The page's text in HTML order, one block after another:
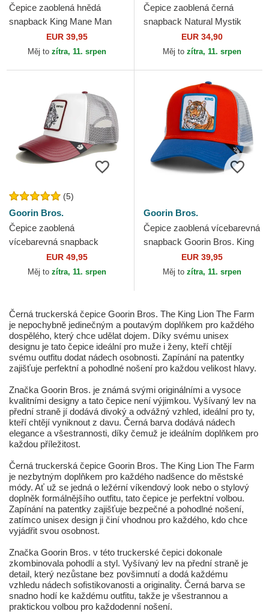
Čepice zaoblená hnědá
snapback King Mane Man
The Farm Goorin Bros.
EUR 39,95
Měj to zítra, 11. srpen
Čepice zaoblená černá
snapback Natural Mystik
MYS Lev Mytologická
stvoření Capslab
EUR 34,90
Měj to zítra, 11. srpen
(5)
Goorin Bros.
Čepice zaoblená
vícebarevná snapback
Empire Courtside The Farm
Goorin Bros.
EUR 49,95
Měj to zítra, 11. srpen
Goorin Bros.
Čepice zaoblená vícebarevná
snapback Goorin Bros. King
Team Tiger Original Recipe
Team Pride The...
EUR 39,95
Měj to zítra, 11. srpen
Černá truckerská čepice Goorin Bros. The King Lion The Farm
je nepochybně jedinečným a poutavým doplňkem pro každého
dospělého, který chce udělat dojem. Díky svému unisex
designu je tato čepice ideální pro muže i ženy, kteří chtějí
svému outfitu dodat nádech osobnosti. Zapínání na patentky
zajišťuje perfektní a pohodlné nošení pro každou velikost hlavy.
Značka Goorin Bros. je známá svými originálními a vysoce
kvalitními designy a tato čepice není výjimkou. Vyšívaný lev na
přední straně jí dodává divoký a odvážný vzhled, ideální pro ty,
kteří chtějí vyniknout z davu. Černá barva dodává nádech
elegance a všestrannosti, díky čemuž je ideálním doplňkem pro
každou příležitost.
Černá truckerská čepice Goorin Bros. The King Lion The Farm
je nezbytným doplňkem pro každého nadšence do městské
módy. Ať už se jedná o ležérní víkendový look nebo o stylový
doplněk formálnějšího outfitu, tato čepice je perfektní volbou.
Zapínání na patentky zajišťuje bezpečné a pohodlné nošení,
zatímco unisex design ji činí vhodnou pro každého, kdo chce
vyjádřit svou osobnost.
Značka Goorin Bros. v této truckerské čepici dokonale
zkombinovala pohodlí a styl. Vyšívaný lev na přední straně je
detail, který nezůstane bez povšimnutí a dodá každému
vzhledu nádech sofistikovanosti a originality. Černá barva se
snadno hodí ke každému outfitu, takže je všestrannou a
praktickou volbou pro každodenní nošení.